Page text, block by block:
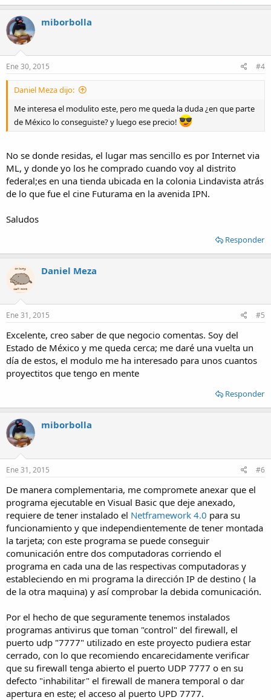
miborbolla
Ene 30, 2015 #4
Daniel Meza dijo:
Me interesa el modulito este, pero me queda la duda ¿en que parte
de México lo conseguiste? y luego ese precio!
No se donde residas, el lugar mas sencillo es por Internet via
ML, y donde yo los he comprado cuando voy al distrito
federal;es en una tienda ubicada en la colonia Lindavista atrás
de lo que fue el cine Futurama en la avenida IPN.
Saludos
Responder
Daniel Meza
Ene 31, 2015 #5
Excelente, creo saber de que negocio comentas. Soy del
Estado de México y me queda cerca; me daré una vuelta un
día de estos, el modulo me ha interesado para unos cuantos
proyectitos que tengo en mente
Responder
miborbolla
Ene 31, 2015 #6
De manera complementaria, me compromete anexar que el
programa ejecutable en Visual Basic que deje anexado,
requiere de tener instalado el Netframework 4.0 para su
funcionamiento y que independientemente de tener montada
la tarjeta; con este programa se puede conseguir
comunicación entre dos computadoras corriendo el
programa en cada una de las respectivas computadoras y
estableciendo en mi programa la dirección IP de destino ( la
de la otra maquina) y así comprobar la debida comunicación.
Por el hecho de que seguramente tenemos instalados
programas antivirus que toman "control" del firewall, el
puerto udp "7777" utilizado en este proyecto pudiera estar
cerrado, con lo que recomiendo encarecidamente verificar
que su firewall tenga abierto el puerto UDP 7777 o en su
defecto "inhabilitar" el firewall de manera temporal o dar
apertura en este; el acceso al puerto UPD 7777.